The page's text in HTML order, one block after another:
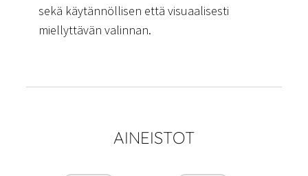
sekä käytännöllisen että visuaalisesti
miellyttävän valinnan.
AINEISTOT